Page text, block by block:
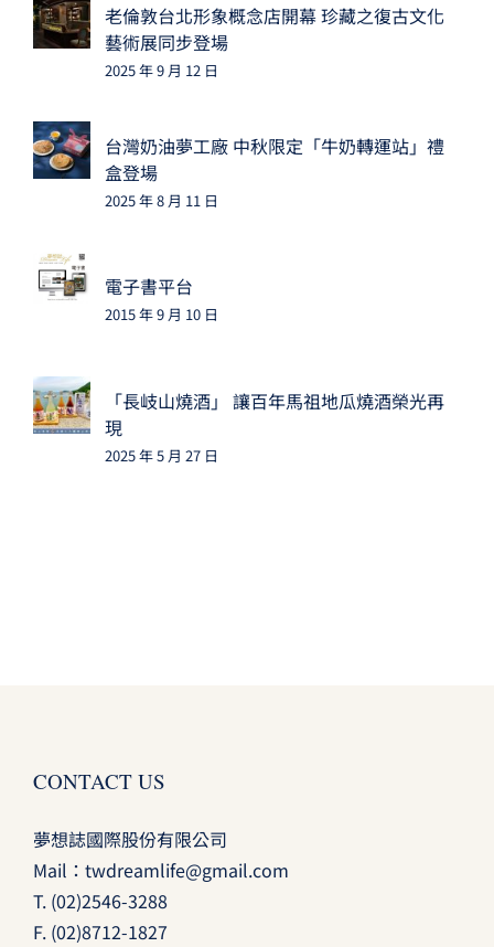
老倫敦台北形象概念店開幕 珍藏之復古文化
藝術展同步登場
2025 年 9 月 12 日
台灣奶油夢工廠 中秋限定「牛奶轉運站」禮
盒登場
2025 年 8 月 11 日
電子書平台
2015 年 9 月 10 日
「長岐山燒酒」 讓百年馬祖地瓜燒酒榮光再
現
2025 年 5 月 27 日
CONTACT US
夢想誌國際股份有限公司
Mail： twdreamlife@gmail.com
T. (02)2546-3288
F. (02)8712-1827